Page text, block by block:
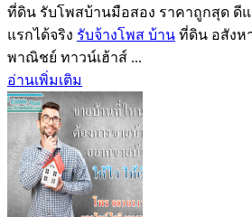
ที่ดิน รับโพสบ้านมือสอง ราคาถูกสุด ดีแ
แรกได้จริง รับจ้างโพส บ้าน ที่ดิน อสังห
พาณิชย์ ทาวน์เฮ้าส์ ...
อ่านเพิ่มเติม